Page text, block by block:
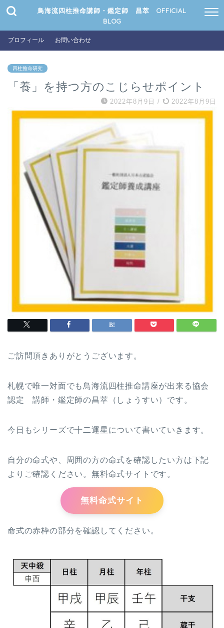
鳥海流四柱推命講師・鑑定師 昌萃 OFFICIAL
BLOG
プロフィール お問い合わせ
四柱推命研究
「養」を持つ方のこじらせポイント
2022年8月9日 / 2022年8月9日
ご訪問頂きありがとうございます。
札幌で唯一対面でも鳥海流四柱推命講座が出来る協会
認定 講師・鑑定師の昌萃（しょうすい）です。
今日もシリーズで十二運星について書いていきます。
自分の命式や、周囲の方の命式を確認したい方は下記
よりご確認ください。無料命式サイトです。
無料命式サイト
命式の赤枠の部分を確認してください。